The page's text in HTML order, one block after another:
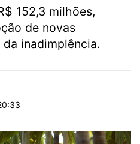
152,3 milhões,
de novas
inadimplência.